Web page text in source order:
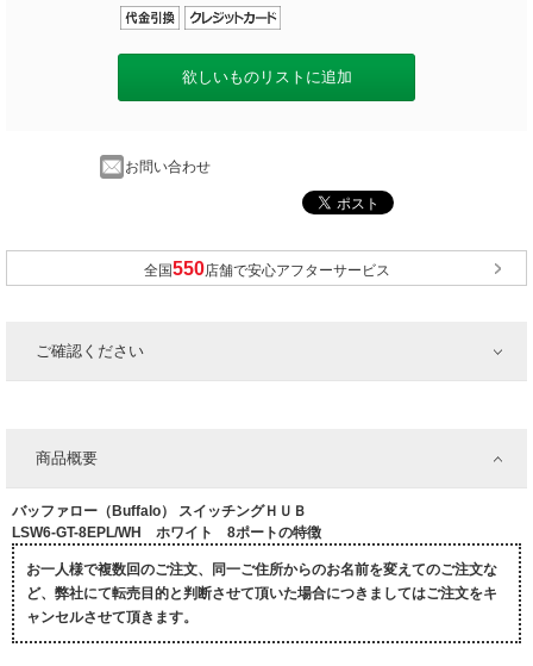
欲しいものリストに追加
お問い合わせ
全国 店舗で安心アフターサービス
ご確認ください
商品概要
バッファロー（Buffalo） スイッチングＨＵＢ
LSW6-GT-8EPL/WH ホワイト 8ポートの特徴
お一人様で複数回のご注文、同一ご住所からのお名前を変えてのご注文な
ど、弊社にて転売目的と判断させて頂いた場合につきましてはご注文をキ
ャンセルさせて頂きます。